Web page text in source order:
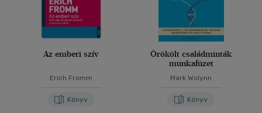
Az emberi szív
Erich Fromm
Könyv
Örökölt családminták
munkafüzet
Mark Wolynn
Könyv